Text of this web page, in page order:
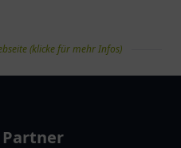
(klicke für mehr Infos)
Partner